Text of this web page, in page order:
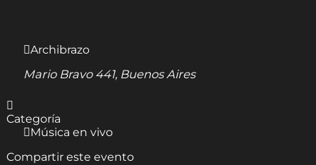
Archibrazo
Mario Bravo 441, Buenos Aires
Categoría
Música en vivo
Compartir este evento